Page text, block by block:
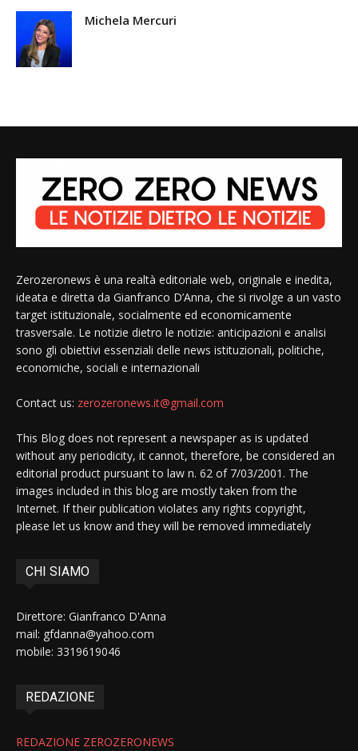
Michela Mercuri
Zerozeronews è una realtà editoriale web, originale e inedita,
ideata e diretta da Gianfranco D’Anna, che si rivolge a un vasto
target istituzionale, socialmente ed economicamente
trasversale. Le notizie dietro le notizie: anticipazioni e analisi
sono gli obiettivi essenziali delle news istituzionali, politiche,
economiche, sociali e internazionali
Contact us: zerozeronews.it@gmail.com
This Blog does not represent a newspaper as is updated
without any periodicity, it cannot, therefore, be considered an
editorial product pursuant to law n. 62 of 7/03/2001. The
images included in this blog are mostly taken from the
Internet. If their publication violates any rights copyright,
please let us know and they will be removed immediately
CHI SIAMO
Direttore: Gianfranco D'Anna
mail: gfdanna@yahoo.com
mobile: 3319619046
REDAZIONE
REDAZIONE ZEROZERONEWS